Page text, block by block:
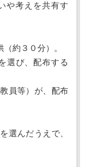
考えを共有す
約３０分）。
選び、配布する
員等）が、配布
選んだうえで、